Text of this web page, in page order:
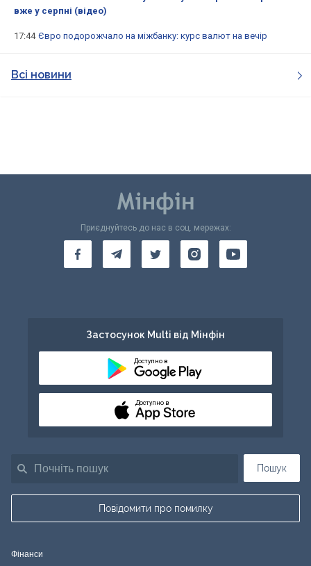
вже у серпні (відео)
17:44 Євро подорожчало на міжбанку: курс валют на вечір
Всі новини
Пошук
Повідомити про помилку
Приєднуйтесь до нас в соц. мережах:
Застосунок Multi від Мінфін
Доступно в
Доступно в
Фінанси